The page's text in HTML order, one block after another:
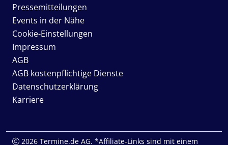
Pressemitteilungen
Events in der Nähe
Cookie-Einstellungen
Impressum
AGB
AGB kostenpflichtige Dienste
Datenschutzerklärung
Karriere
2026 Termine.de AG. *Affiliate-Links sind mit einem